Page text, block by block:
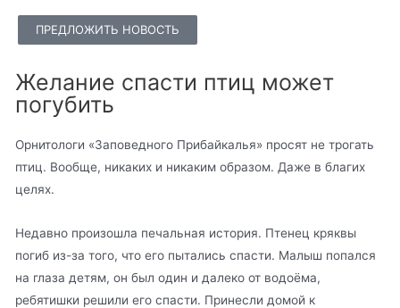
ПРЕДЛОЖИТЬ НОВОСТЬ
Желание спасти птиц может
погубить
Орнитологи «Заповедного Прибайкалья» просят не трогать
птиц. Вообще, никаких и никаким образом. Даже в благих
целях.
Недавно произошла печальная история. Птенец кряквы
погиб из-за того, что его пытались спасти. Малыш попался
на глаза детям, он был один и далеко от водоёма,
ребятишки решили его спасти. Принесли домой к